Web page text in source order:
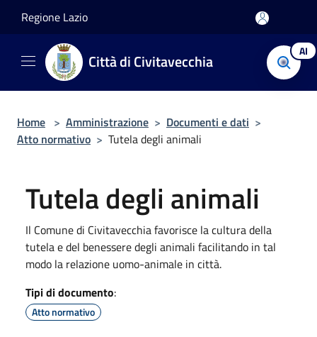
Regione Lazio
Città di Civitavecchia AI
Home > Amministrazione > Documenti e dati >
Atto normativo > Tutela degli animali
Tutela degli animali
Il Comune di Civitavecchia favorisce la cultura della
tutela e del benessere degli animali facilitando in tal
modo la relazione uomo-animale in città.
Tipi di documento:
Atto normativo